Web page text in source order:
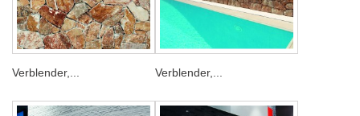
Verblender,... Verblender,...